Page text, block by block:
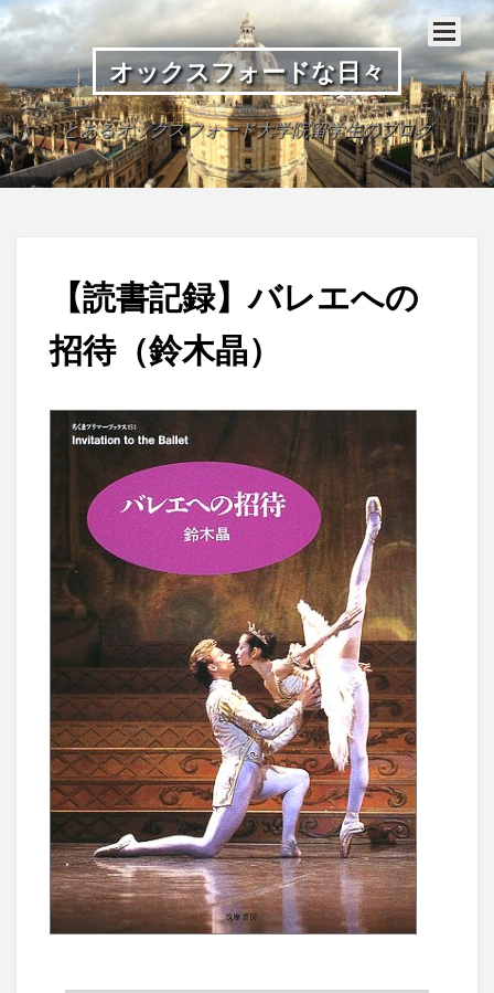
オックスフォードな日々
とあるオックスフォード大学院留学生のブログ
【読書記録】バレエへの
招待（鈴木晶）